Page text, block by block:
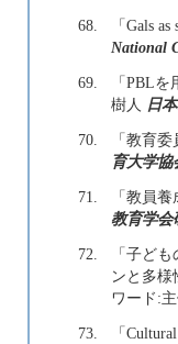
68.
「Gals
National
69.
「PBL
樹人 日
70.
「教育
育大学協
71.
「教員
教育学会
72.
「子ど
ンと多
ワード:
73.
「